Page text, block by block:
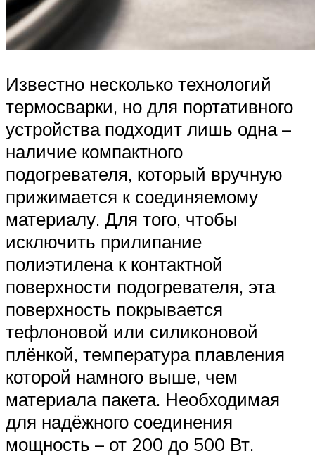
Известно несколько технологий
термосварки, но для портативного
устройства подходит лишь одна –
наличие компактного
подогревателя, который вручную
прижимается к соединяемому
материалу. Для того, чтобы
исключить прилипание
полиэтилена к контактной
поверхности подогревателя, эта
поверхность покрывается
тефлоновой или силиконовой
плёнкой, температура плавления
которой намного выше, чем
материала пакета. Необходимая
для надёжного соединения
мощность – от 200 до 500 Вт.